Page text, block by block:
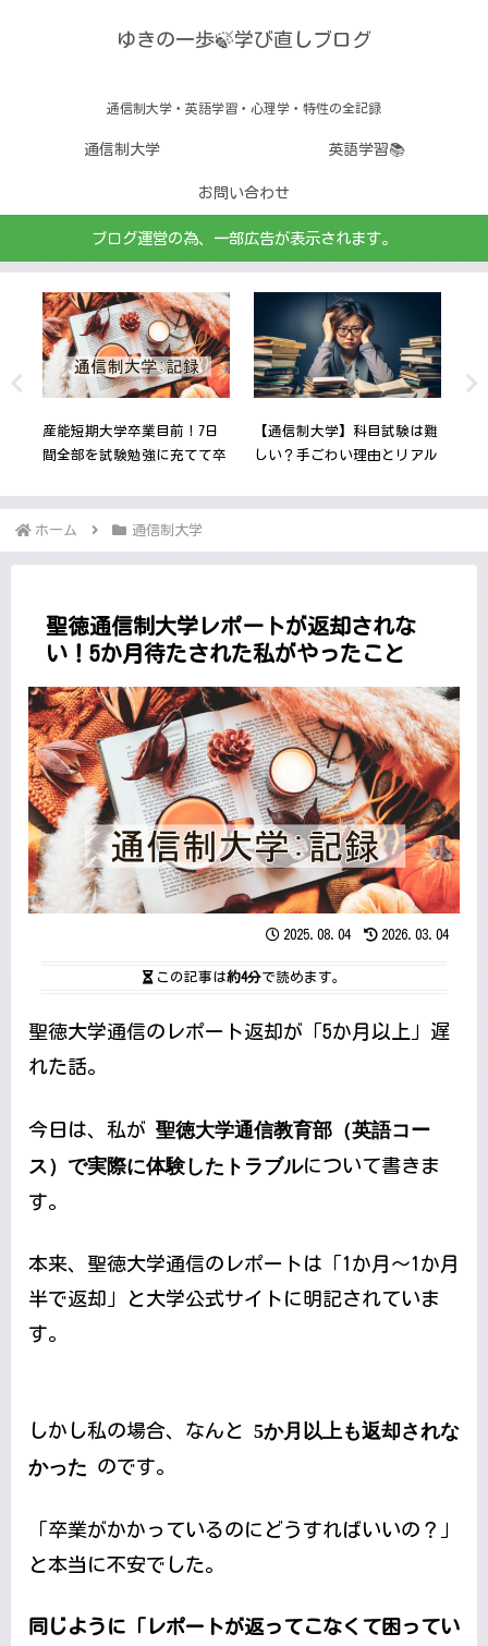
ゆきの一歩🍃学び直しブログ
通信制大学・英語学習・心理学・特性の全記録
通信制大学 英語学習📚
お問い合わせ
ブログ運営の為、一部広告が表示されます。
産能短期大学卒業目前！7日
間全部を試験勉強に充てて卒
【通信制大学】科目試験は難
しい？手ごわい理由とリアル
ホーム 通信制大学
聖徳通信制大学レポートが返却されな
い！5か月待たされた私がやったこと
2025.08.04 2026.03.04
この記事は約4分で読めます。
聖徳大学通信のレポート返却が「5か月以上」遅
れた話。
今日は、私が 聖徳大学通信教育部（英語コー
ス）で実際に体験したトラブルについて書きま
す。
本来、聖徳大学通信のレポートは「1か月〜1か月
半で返却」と大学公式サイトに明記されていま
す。
しかし私の場合、なんと 5か月以上も返却されな
かった のです。
「卒業がかかっているのにどうすればいいの？」
と本当に不安でした。
同じように「レポートが返ってこなくて困ってい